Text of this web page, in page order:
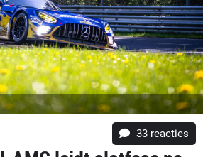
33 reacties